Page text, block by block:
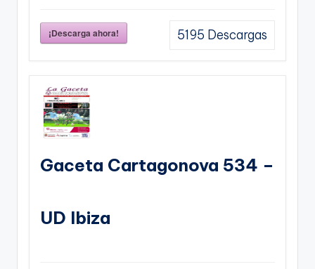
¡Descarga ahora! 5195 Descargas
Gaceta Cartagonova 534 –
UD Ibiza